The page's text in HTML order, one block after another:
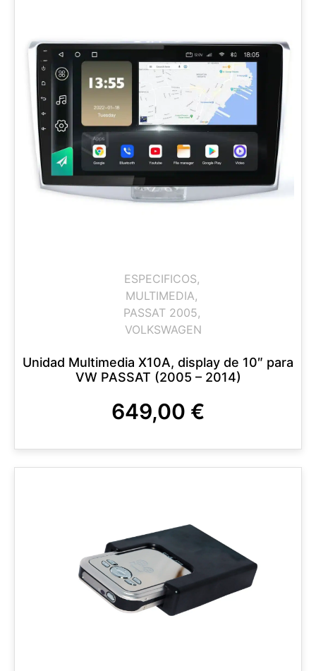
ESPECIFICOS,
MULTIMEDIA,
PASSAT 2005,
VOLKSWAGEN
Unidad Multimedia X10A, display de 10″ para
VW PASSAT (2005 – 2014)
649,00 €